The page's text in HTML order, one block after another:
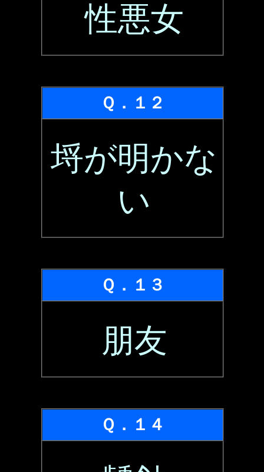
性悪女
Ｑ．１２
埒が明かな
い
Ｑ．１３
朋友
Ｑ．１４